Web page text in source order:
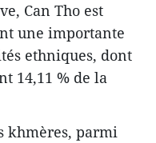
Can Tho est
une importante
ethniques, dont
14,11 % de la
khmères, parmi